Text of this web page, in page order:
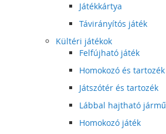
Játékkártya
Távirányítós játék
Kültéri játékok
Felfújható játék
Homokozó és tartozék
Játszótér és tartozék
Lábbal hajtható jármű
Homokozó játék